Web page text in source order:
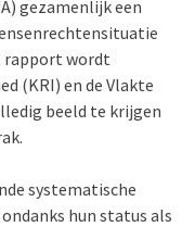
gezamenlijk een
rapport wordt
(KRI) en de Vlakte
beeld te krijgen
systematische
hun status als